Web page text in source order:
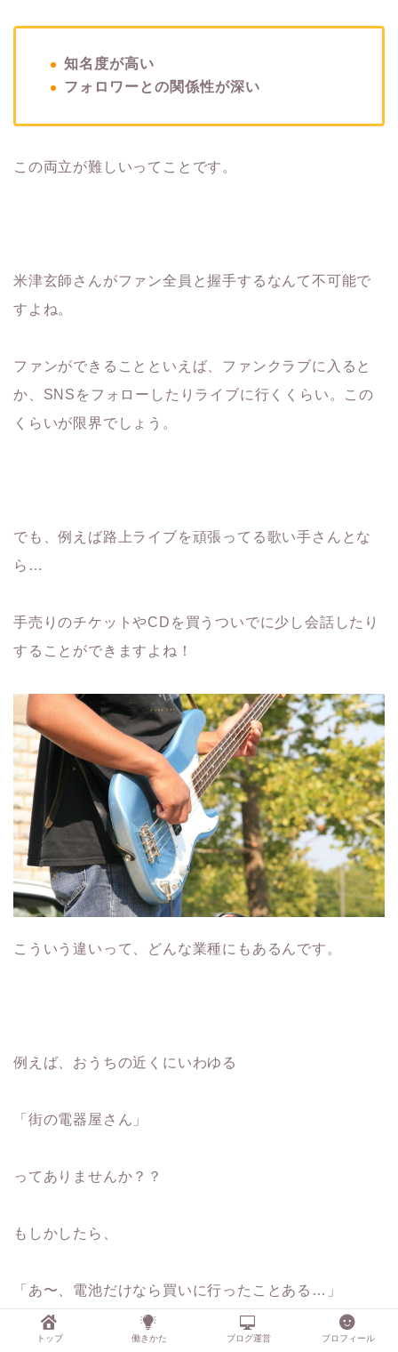
知名度が高い
フォロワーとの関係性が深い
この両立が難しいってことです。
米津玄師さんがファン全員と握手するなんて不可能で
すよね。
ファンができることといえば、ファンクラブに入ると
か、SNSをフォローしたりライブに行くくらい。この
くらいが限界でしょう。
でも、例えば路上ライブを頑張ってる歌い手さんとな
ら…
手売りのチケットやCDを買うついでに少し会話したり
することができますよね！
こういう違いって、どんな業種にもあるんです。
例えば、おうちの近くにいわゆる
「街の電器屋さん」
ってありませんか？？
もしかしたら、
「あ〜、電池だけなら買いに行ったことある…」
って方もいらっしゃるかもしれませんね。
トップ 働きかた ブログ運営 プロフィール